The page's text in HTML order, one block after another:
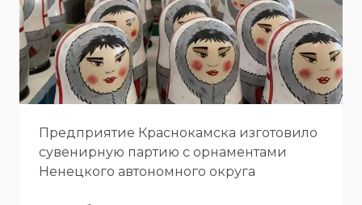
Предприятие Краснокамска изготовило
сувенирную партию с орнаментами
Ненецкого автономного округа